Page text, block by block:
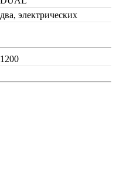
два, электрических
1200